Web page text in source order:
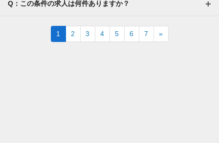
Q：この条件の求人は何件ありますか？
1 2 3 4 5 6 7 »Next